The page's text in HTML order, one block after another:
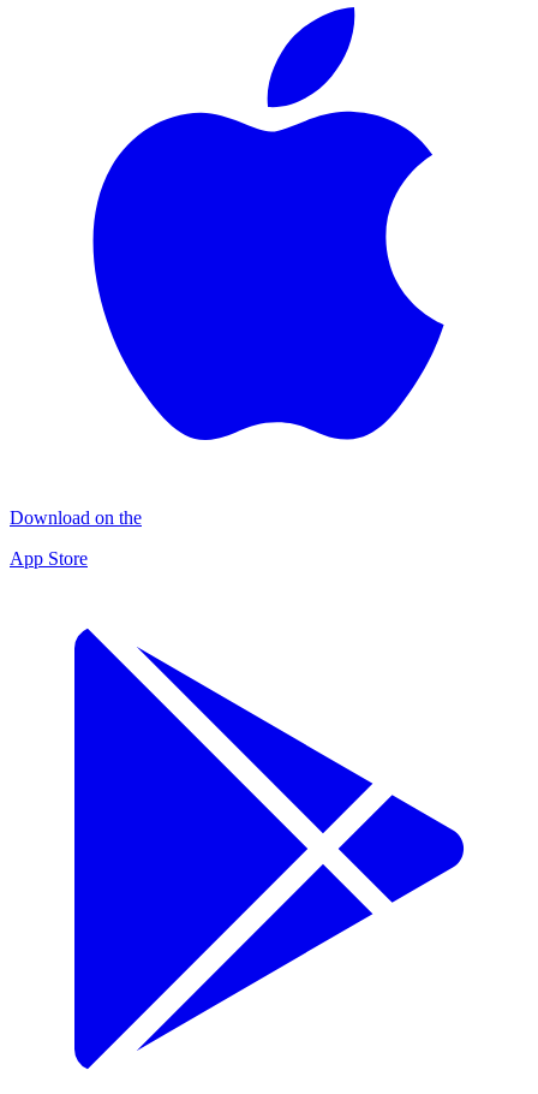
Download on the
App Store